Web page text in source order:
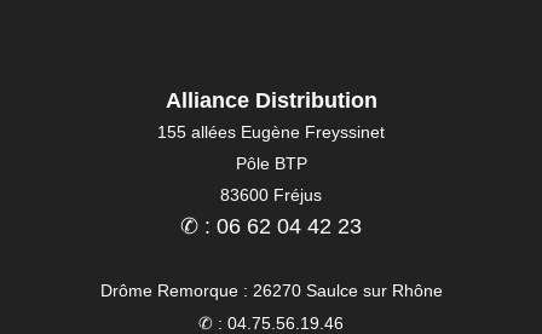
Alliance Distribution
155 allées Eugène Freyssinet
Pôle BTP
83600 Fréjus
✆ : 06 62 04 42 23
Drôme Remorque : 26270 Saulce sur Rhône
✆ : 04.75.56.19.46